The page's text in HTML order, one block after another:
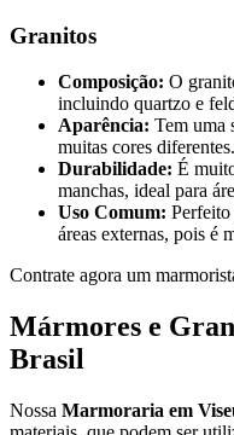
Granitos
Composição: O
incluindo quartzo e
Aparência: Tem uma
muitas cores diferentes.
Durabilidade: É
manchas, ideal para
Uso Comum: Perfeito
áreas externas, pois é
Contrate agora um
Mármores e
Brasil
Nossa Marmoraria em